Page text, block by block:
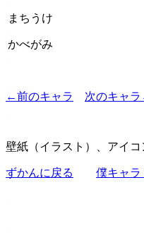
まちうけ
かべがみ
←前のキャラ 次のキャ
壁紙（イラスト）、アイ
ずかんに戻る 僕キャラ